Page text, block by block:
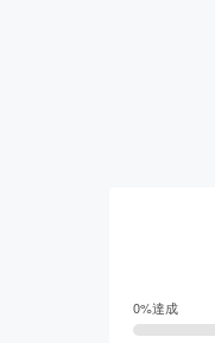
0%達成